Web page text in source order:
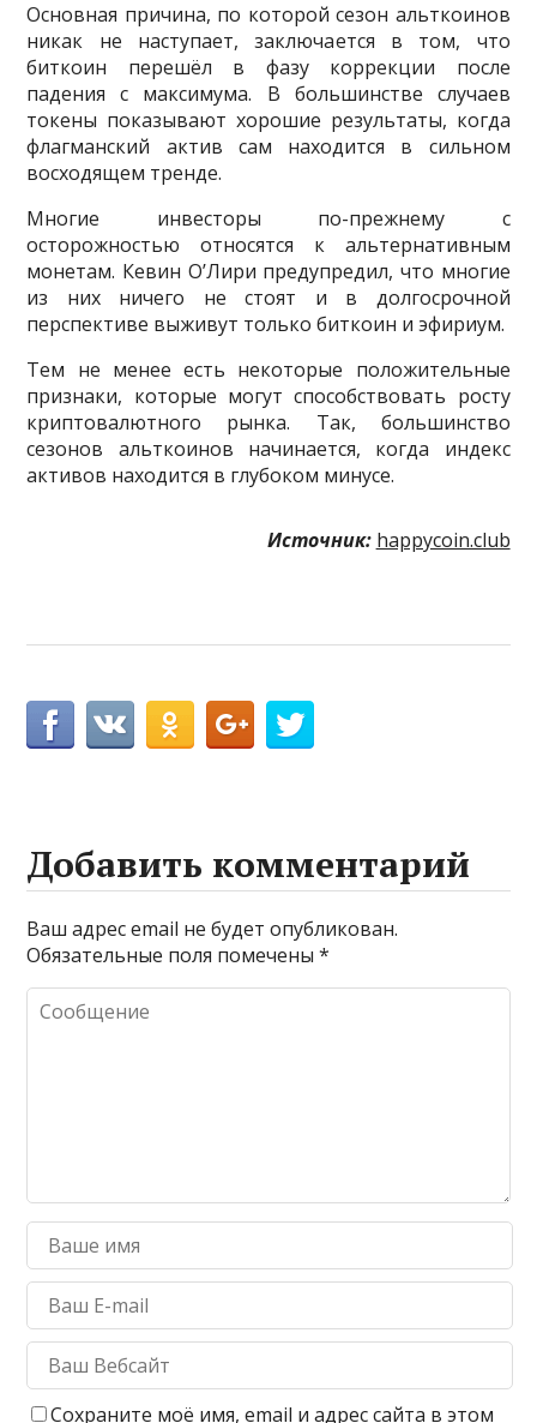
Основная причина, по которой сезон альткоинов
никак не наступает, заключается в том, что
биткоин перешёл в фазу коррекции после
падения с максимума. В большинстве случаев
токены показывают хорошие результаты, когда
флагманский актив сам находится в сильном
восходящем тренде.
Многие инвесторы по-прежнему с
осторожностью относятся к альтернативным
монетам. Кевин О’Лири предупредил, что многие
из них ничего не стоят и в долгосрочной
перспективе выживут только биткоин и эфириум.
Тем не менее есть некоторые положительные
признаки, которые могут способствовать росту
криптовалютного рынка. Так, большинство
сезонов альткоинов начинается, когда индекс
активов находится в глубоком минусе.
Источник: happycoin.club
Добавить комментарий
Ваш адрес email не будет опубликован.
Обязательные поля помечены*
Сохраните моё имя, email и адрес сайта в этом